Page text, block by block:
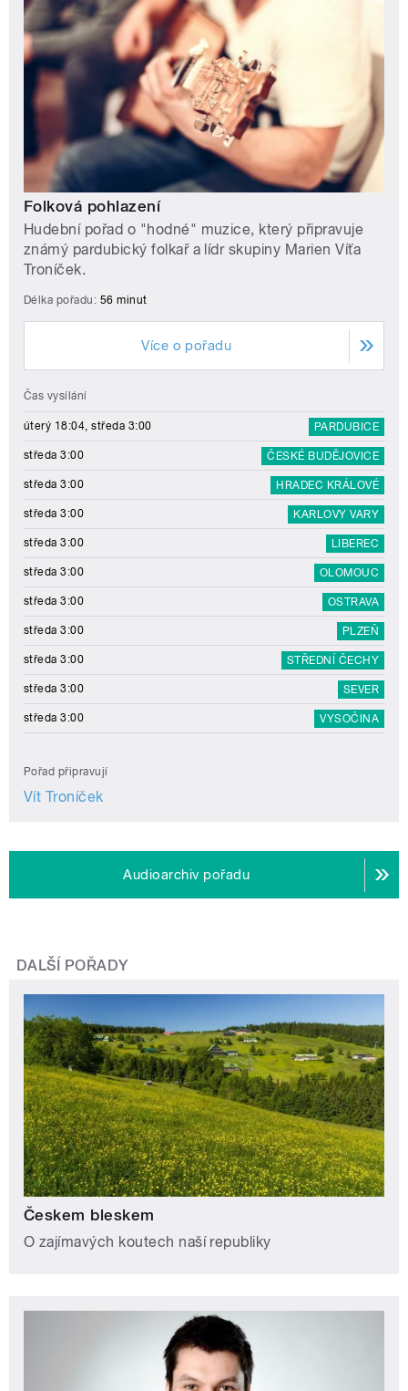
Folková pohlazení
Hudební pořad o "hodné" muzice, který připravuje
známý pardubický folkař a lídr skupiny Marien Víťa
Troníček.
Délka pořadu: 56 minut
Více o pořadu
Čas vysílání
úterý 18:04, středa 3:00 PARDUBICE
středa 3:00 ČESKÉ BUDĚJOVICE
středa 3:00 HRADEC KRÁLOVÉ
středa 3:00 KARLOVY VARY
středa 3:00 LIBEREC
středa 3:00 OLOMOUC
středa 3:00 OSTRAVA
středa 3:00 PLZEŇ
středa 3:00 STŘEDNÍ ČECHY
středa 3:00 SEVER
středa 3:00 VYSOČINA
Pořad připravují
Vít Troníček
Audioarchiv pořadu
DALŠÍ POŘADY
Českem bleskem
O zajímavých koutech naší republiky